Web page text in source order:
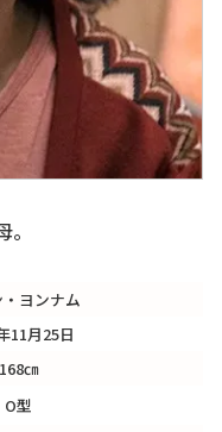
ヨンナム
11月25日
168㎝
O型